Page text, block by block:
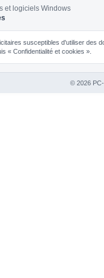
et logiciels Windows
susceptibles d'utiliser
« Confidentialité et cookies ».
© 2026